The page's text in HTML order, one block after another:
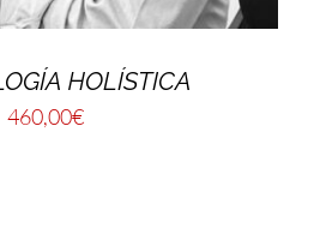
HOLÍSTICA
460,00€